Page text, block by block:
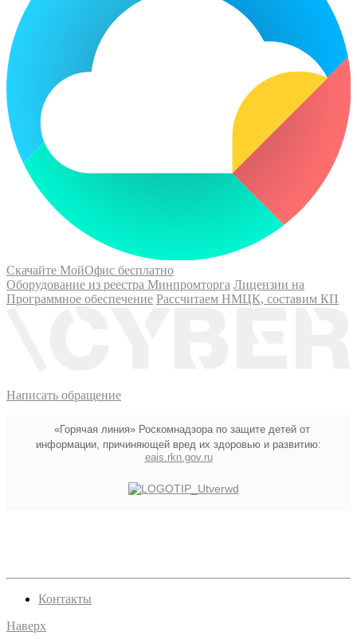
Скачайте МойОфис бесплатно
Оборудование из реестра Минпромторга Лицензии на
Программное обеспечение Рассчитаем НМЦК, составим КП
Написать обращение
«Горячая линия» Роскомнадзора по защите детей от
информации, причиняющей вред их здоровью и развитию:
eais.rkn.gov.ru
Контакты
Наверх